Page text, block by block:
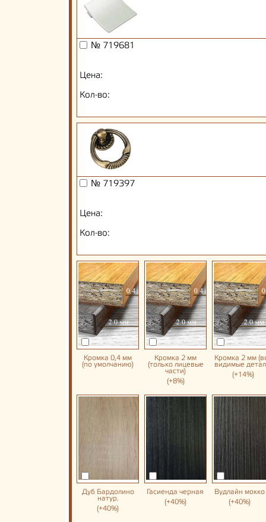
№ 719681
Цена:
Кол-во:
№ 719397
Цена:
Кол-во:
Кромка 0,4 мм
(по умолчанию)
Кромка 2 мм
(только лицевые
части)
(+8%)
Кромка 2 мм
видимые
(+14%)
Дуб Бардолино
натур.
(+40%)
Гасиенда черная
(+40%)
Вудлайн мокко
(+40%)